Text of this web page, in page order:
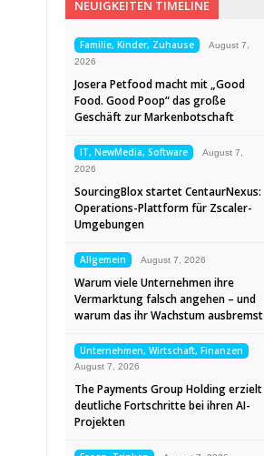
NEUIGKEITEN TIMELINE
Familie, Kinder, Zuhause
August 7,
2026
Josera Petfood macht mit „Good
Food. Good Poop“ das große
Geschäft zur Markenbotschaft
IT, NewMedia, Software
August 7,
2026
SourcingBlox startet CentaurNexus:
Operations-Plattform für Zscaler-
Umgebungen
Allgemein August 7, 2026
Warum viele Unternehmen ihre
Vermarktung falsch angehen – und
warum das ihr Wachstum ausbremst
Unternehmen, Wirtschaft, Finanzen
August 7, 2026
The Payments Group Holding erzielt
deutliche Fortschritte bei ihren AI-
Projekten